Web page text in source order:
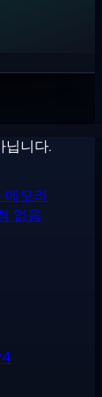
닙니다.
메모리
없음